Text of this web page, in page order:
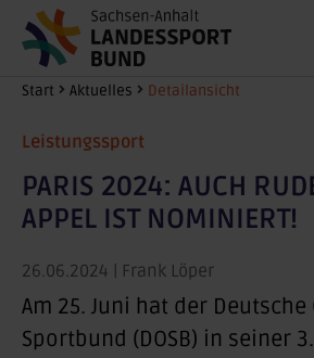
Zum Hauptinhalt springen
Sie sind hier:
Start Aktuelles Detailansicht
Leistungssport
PARIS 2024: AUCH
APPEL IST NOMINIERT!
26.06.2024 | Frank Löper
Am 25. Juni hat der
Sportbund (DOSB) in seiner 3.